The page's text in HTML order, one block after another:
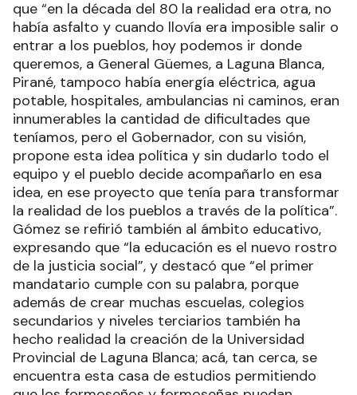
que “en la década del 80 la realidad era otra, no
había asfalto y cuando llovía era imposible salir o
entrar a los pueblos, hoy podemos ir donde
queremos, a General Güemes, a Laguna Blanca,
Pirané, tampoco había energía eléctrica, agua
potable, hospitales, ambulancias ni caminos, eran
innumerables la cantidad de dificultades que
teníamos, pero el Gobernador, con su visión,
propone esta idea política y sin dudarlo todo el
equipo y el pueblo decide acompañarlo en esa
idea, en ese proyecto que tenía para transformar
la realidad de los pueblos a través de la política”.
Gómez se refirió también al ámbito educativo,
expresando que “la educación es el nuevo rostro
de la justicia social”, y destacó que “el primer
mandatario cumple con su palabra, porque
además de crear muchas escuelas, colegios
secundarios y niveles terciarios también ha
hecho realidad la creación de la Universidad
Provincial de Laguna Blanca; acá, tan cerca, se
encuentra esta casa de estudios permitiendo